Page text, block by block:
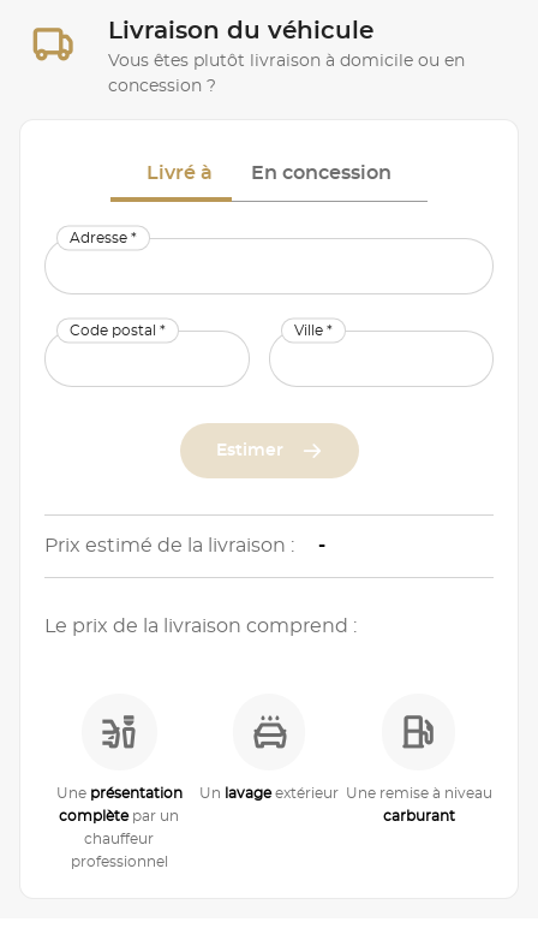
Livraison du véhicule
Vous êtes plutôt livraison à domicile ou en
concession ?
Livré à En concession
Adresse *
Code postal * Ville *
Estimer
Prix estimé de la livraison : -
Le prix de la livraison comprend :
Une présentation
complètepar un
chauffeur
professionnel
Un lavageextérieur Une remise à niveau
carburant